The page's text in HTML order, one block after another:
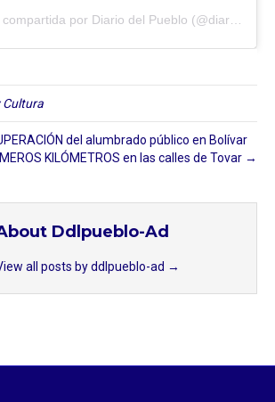
Cultura
del alumbrado público en Bolívar
KILÓMETROS en las calles de Tovar →
Ddlpueblo-Ad
all posts by ddlpueblo-ad →